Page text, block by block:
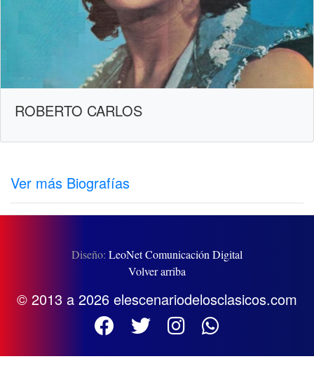
ROBERTO CARLOS
Ver más Biografías
Diseño: LeoNet Comunicación Digital
Volver arriba
© 2013 a 2026 elescenariodelosclasicos.com